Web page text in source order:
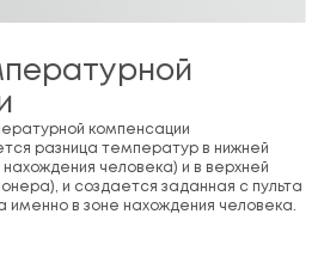
компенсации
разница температур в нижней
человека) и в верхней
и создается заданная с пульта
в зоне нахождения человека.